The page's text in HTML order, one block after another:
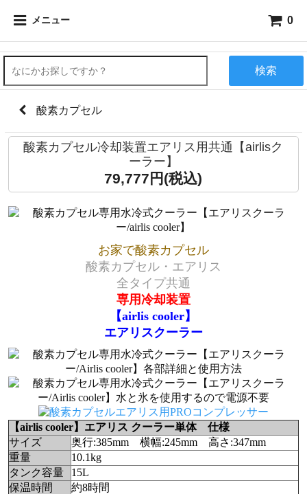
メニュー 0
検索
酸素カプセル
酸素カプセル冷却装置エアリス用共通【airlisク
ーラー】
79,777円(税込)
お家で酸素カプセル
酸素カプセル・エアリス
全タイプ共通
専用冷却装置
【airlis cooler】
エアリスクーラー
【airlis cooler】エアリス クーラー単体 仕様
サイズ
奥行:385mm 横幅:245mm 高さ:347mm
重量
10.1kg
タンク容量
15L
保温時間
約8時間